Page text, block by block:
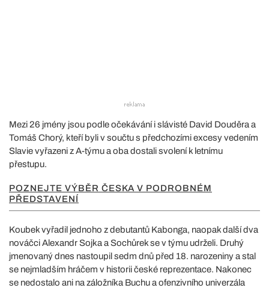
Mezi 26 jmény jsou podle očekávání i slávisté David Douděra a
Tomáš Chorý, kteří byli v součtu s předchozími excesy vedením
Slavie vyřazeni z A-týmu a oba dostali svolení k letnímu
přestupu.
POZNEJTE VÝBĚR ČESKA V PODROBNÉM
PŘEDSTAVENÍ
Koubek vyřadil jednoho z debutantů Kabonga, naopak další dva
nováčci Alexandr Sojka a Sochůrek se v týmu udrželi. Druhý
jmenovaný dnes nastoupil sedm dnů před 18. narozeniny a stal
se nejmladším hráčem v historii české reprezentace. Nakonec
se nedostalo ani na záložníka Buchu a ofenzivního univerzála